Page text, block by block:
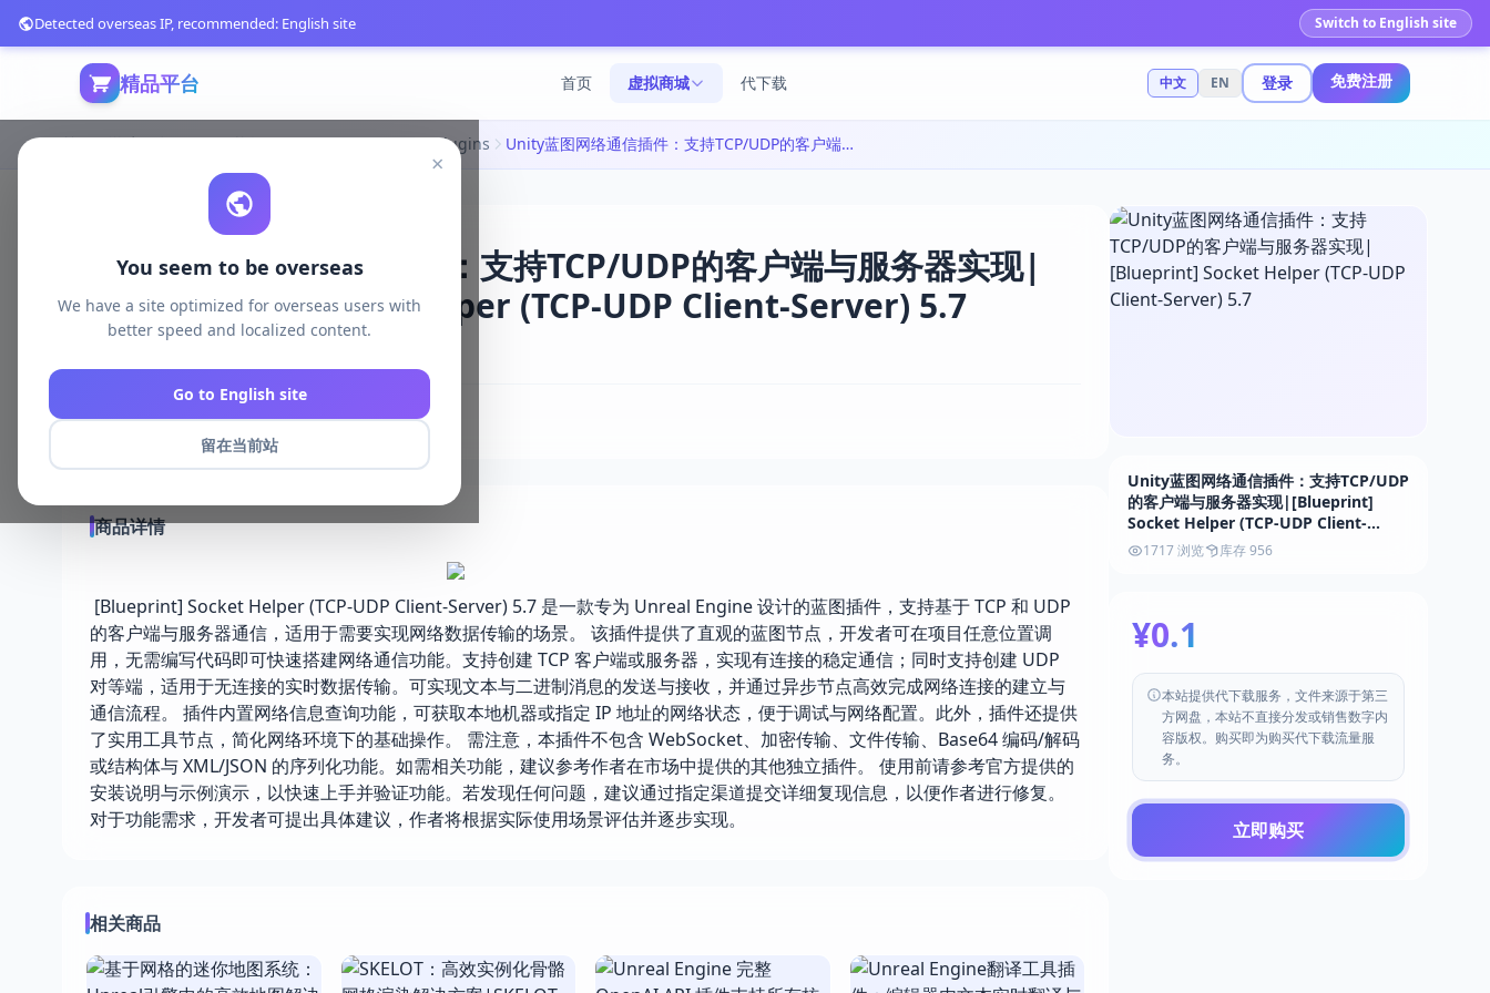
精品平台 首页 虚拟商城 代下载 中文 EN 登录 免费注册
Detected overseas IP, recommended: English site Switch to English site
×
You seem to be overseas
We have a site optimized for overseas users with
better speed and localized content.
Go to English site
留在当前站
首页 游戏开发 unreal资源 Unreal Engine Code Plugins Unity蓝图网络通信插件：支持TCP/UDP的客户端与服务器实现|[Blueprint] Socket Helper (TCP-UDP Client-Server) 5.7
Unity蓝图网络通信插件：支持TCP/UDP的客户端与服务器实现|
[Blueprint] Socket Helper (TCP-UDP Client-Server) 5.7
# 蓝图 # 网络通信 # TCPUDP # 异步编程
商品详情
[Blueprint] Socket Helper (TCP-UDP Client-Server) 5.7 是一款专为 Unreal Engine 设计的蓝图插件，支持基于 TCP 和 UDP
的客户端与服务器通信，适用于需要实现网络数据传输的场景。 该插件提供了直观的蓝图节点，开发者可在项目任意位置调
用，无需编写代码即可快速搭建网络通信功能。支持创建 TCP 客户端或服务器，实现有连接的稳定通信；同时支持创建 UDP
对等端，适用于无连接的实时数据传输。可实现文本与二进制消息的发送与接收，并通过异步节点高效完成网络连接的建立与
通信流程。 插件内置网络信息查询功能，可获取本地机器或指定 IP 地址的网络状态，便于调试与网络配置。此外，插件还提供
了实用工具节点，简化网络环境下的基础操作。 需注意，本插件不包含 WebSocket、加密传输、文件传输、Base64 编码/解码
或结构体与 XML/JSON 的序列化功能。如需相关功能，建议参考作者在市场中提供的其他独立插件。 使用前请参考官方提供的
安装说明与示例演示，以快速上手并验证功能。若发现任何问题，建议通过指定渠道提交详细复现信息，以便作者进行修复。
对于功能需求，开发者可提出具体建议，作者将根据实际使用场景评估并逐步实现。
相关商品
Unity蓝图网络通信插件：支持TCP/UDP
的客户端与服务器实现|[Blueprint]
Socket Helper (TCP-UDP Client-
Server) 5.7
1717 浏览 库存 956
¥0.1
本站提供代下载服务，文件来源于第三
方网盘，本站不直接分发或销售数字内
容版权。购买即为购买代下载流量服
务。
立即购买